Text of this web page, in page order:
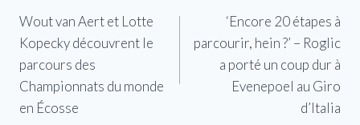
de
l’article
Wout van Aert et Lotte
Kopecky découvrent le
parcours des
Championnats du monde
en Écosse
‘Encore 20 étapes à
parcourir, hein ?’ – Roglic
a porté un coup dur à
Evenepoel au Giro
d’Italia